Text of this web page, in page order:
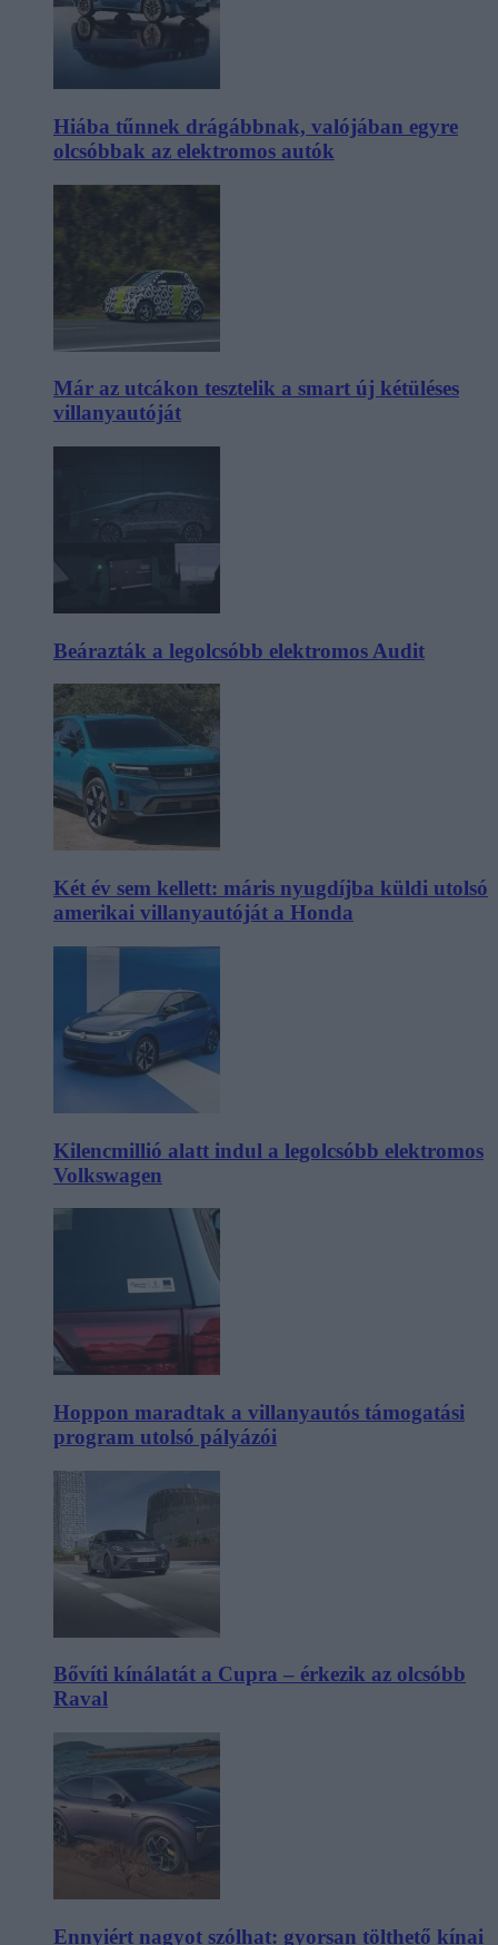
Hiába tűnnek drágábbnak, valójában egyre
olcsóbbak az elektromos autók
Már az utcákon tesztelik a smart új kétüléses
villanyautóját
Beárazták a legolcsóbb elektromos Audit
Két év sem kellett: máris nyugdíjba küldi utolsó
amerikai villanyautóját a Honda
Kilencmillió alatt indul a legolcsóbb elektromos
Volkswagen
Hoppon maradtak a villanyautós támogatási
program utolsó pályázói
Bővíti kínálatát a Cupra – érkezik az olcsóbb
Raval
Ennyiért nagyot szólhat: gyorsan tölthető kínai